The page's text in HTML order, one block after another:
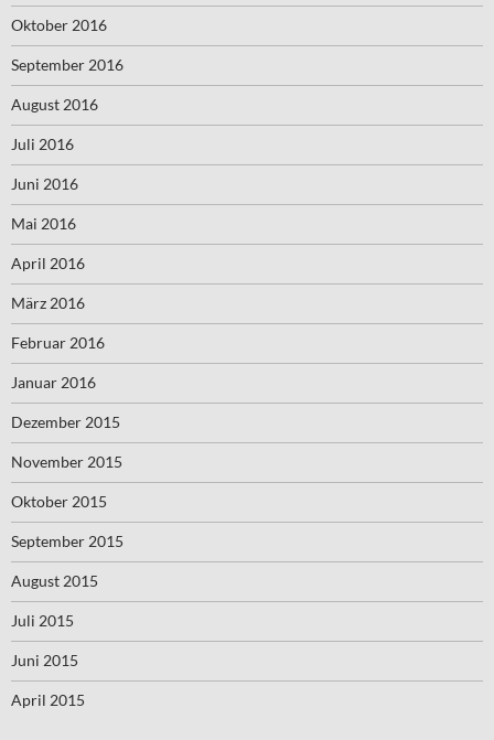
Oktober 2016
September 2016
August 2016
Juli 2016
Juni 2016
Mai 2016
April 2016
März 2016
Februar 2016
Januar 2016
Dezember 2015
November 2015
Oktober 2015
September 2015
August 2015
Juli 2015
Juni 2015
April 2015